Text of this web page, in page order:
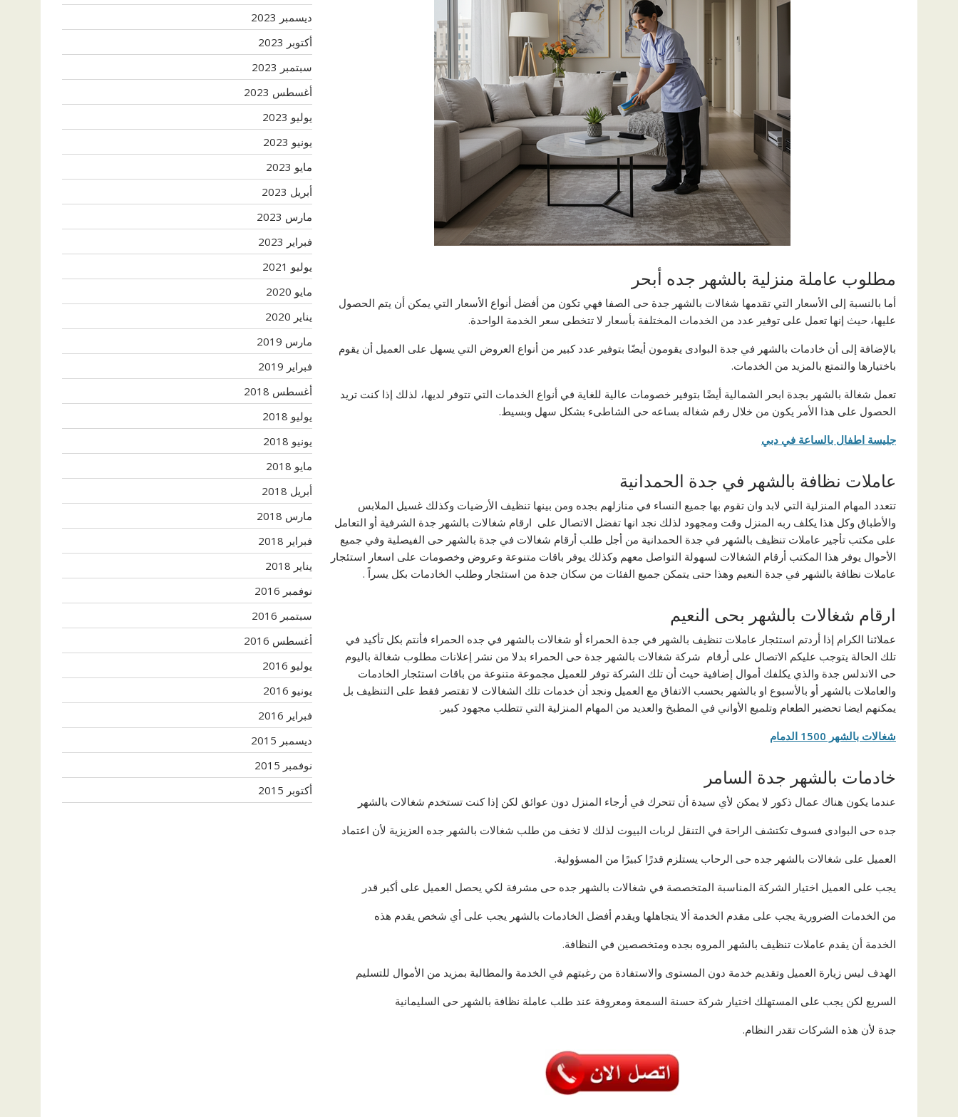
مطلوب عاملة منزلية بالشهر جده أبحر
أما بالنسبة إلى الأسعار التي تقدمها شغالات بالشهر جدة حى الصفا فهي تكون من أفضل أنواع الأسعار التي يمكن أن يتم الحصول
عليها، حيث إنها تعمل على توفير عدد من الخدمات المختلفة بأسعار لا تتخطى سعر الخدمة الواحدة.
بالإضافة إلى أن خادمات بالشهر في جدة البوادى يقومون أيضًا بتوفير عدد كبير من أنواع العروض التي يسهل على العميل أن يقوم
باختيارها والتمتع بالمزيد من الخدمات.
تعمل شغالة بالشهر بجدة ابحر الشمالية أيضًا بتوفير خصومات عالية للغاية في أنواع الخدمات التي تتوفر لديها، لذلك إذا كنت تريد
الحصول على هذا الأمر يكون من خلال رقم شغاله بساعه حى الشاطىء بشكل سهل وبسيط.
جليسة اطفال بالساعة في دبي
عاملات نظافة بالشهر في جدة الحمدانية
تتعدد المهام المنزلية التي لابد وان تقوم بها جميع النساء في منازلهم بجده ومن بينها تنظيف الأرضيات وكذلك غسيل الملابس
والأطباق وكل هذا يكلف ربه المنزل وقت ومجهود لذلك نجد انها تفضل الاتصال على ارقام شغالات بالشهر جدة الشرفية أو التعامل
على مكتب تأجير عاملات تنظيف بالشهر في جدة الحمدانية من أجل طلب أرقام شغالات في جدة بالشهر حى الفيصلية وفي جميع
الأحوال يوفر هذا المكتب أرقام الشغالات لسهولة التواصل معهم وكذلك يوفر باقات متنوعة وعروض وخصومات على اسعار استئجار
عاملات نظافة بالشهر في جدة النعيم وهذا حتى يتمكن جميع الفئات من سكان جدة من استئجار وطلب الخادمات بكل يسراً .
ارقام شغالات بالشهر بحى النعيم
عملائنا الكرام إذا أردتم استئجار عاملات تنظيف بالشهر في جدة الحمراء أو شغالات بالشهر في جده الحمراء فأنتم بكل تأكيد في
تلك الحالة يتوجب عليكم الاتصال على أرقام شركة شغالات بالشهر جدة حى الحمراء بدلا من نشر إعلانات مطلوب شغالة باليوم
حى الاندلس جدة والذي يكلفك أموال إضافية حيث أن تلك الشركة توفر للعميل مجموعة متنوعة من باقات استئجار الخادمات
والعاملات بالشهر أو بالأسبوع او بالشهر بحسب الاتفاق مع العميل ونجد أن خدمات تلك الشغالات لا تقتصر فقط على التنظيف بل
يمكنهم ايضا تحضير الطعام وتلميع الأواني في المطبخ والعديد من المهام المنزلية التي تتطلب مجهود كبير.
شغالات بالشهر 1500 الدمام
خادمات بالشهر جدة السامر
عندما يكون هناك عمال ذكور لا يمكن لأي سيدة أن تتحرك في أرجاء المنزل دون عوائق لكن إذا كنت تستخدم شغالات بالشهر
جده حى البوادى فسوف تكتشف الراحة في التنقل لربات البيوت لذلك لا تخف من طلب شغالات بالشهر جده العزيزية لأن اعتماد
العميل على شغالات بالشهر جده حى الرحاب يستلزم قدرًا كبيرًا من المسؤولية.
يجب على العميل اختيار الشركة المناسبة المتخصصة في شغالات بالشهر جده حى مشرفة لكي يحصل العميل على أكبر قدر
من الخدمات الضرورية يجب على مقدم الخدمة ألا يتجاهلها ويقدم أفضل الخادمات بالشهر يجب على أي شخص يقدم هذه
الخدمة أن يقدم عاملات تنظيف بالشهر المروه بجده ومتخصصين في النظافة.
الهدف ليس زيارة العميل وتقديم خدمة دون المستوى والاستفادة من رغبتهم في الخدمة والمطالبة بمزيد من الأموال للتسليم
السريع لكن يجب على المستهلك اختيار شركة حسنة السمعة ومعروفة عند طلب عاملة نظافة بالشهر حى السليمانية
جدة لأن هذه الشركات تقدر النظام.
ديسمبر 2023
أكتوبر 2023
سبتمبر 2023
أغسطس 2023
يوليو 2023
يونيو 2023
مايو 2023
أبريل 2023
مارس 2023
فبراير 2023
يوليو 2021
مايو 2020
يناير 2020
مارس 2019
فبراير 2019
أغسطس 2018
يوليو 2018
يونيو 2018
مايو 2018
أبريل 2018
مارس 2018
فبراير 2018
يناير 2018
نوفمبر 2016
سبتمبر 2016
أغسطس 2016
يوليو 2016
يونيو 2016
فبراير 2016
ديسمبر 2015
نوفمبر 2015
أكتوبر 2015